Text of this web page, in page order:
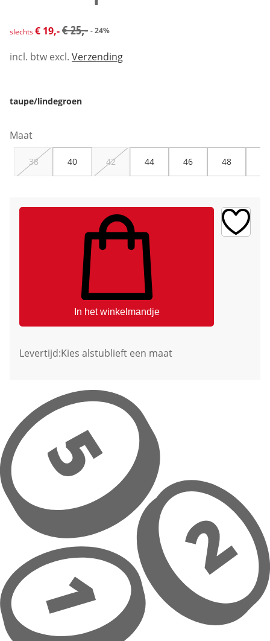
kortingsprijs: € 19,-, vorige prijs: € 25,-
slechts€ 19,-€ 25,- - 24%
incl. btw excl. Verzending
taupe/lindegroen
Maat
38 40 42 44 46 48
In het winkelmandje
Levertijd:Kies alstublieft een maat